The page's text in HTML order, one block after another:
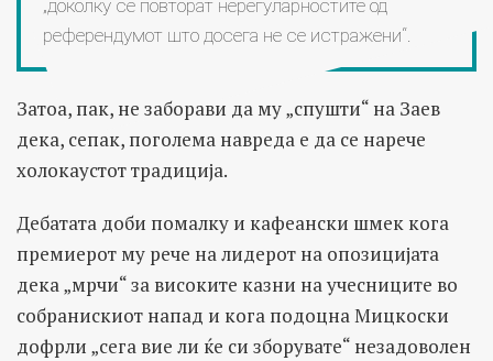
„доколку се повторат нерегуларностите од
референдумот што досега не се истражени“.
Затоа, пак, не заборави да му „спушти“ на Заев
дека, сепак, поголема навреда е да се нарече
холокаустот традиција.
Дебатата доби помалку и кафеански шмек кога
премиерот му рече на лидерот на опозицијата
дека „мрчи“ за високите казни на учесниците во
собранискиот напад и кога подоцна Мицкоски
дофрли „сега вие ли ќе си зборувате“ незадоволен